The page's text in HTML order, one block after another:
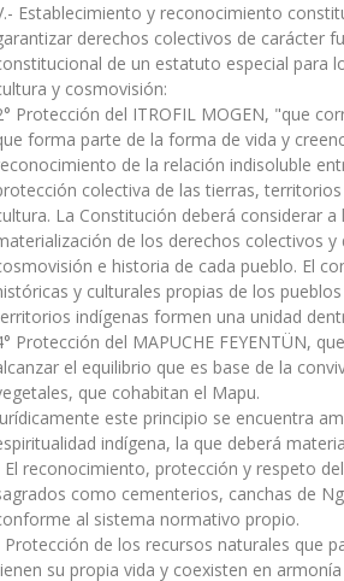
Establecimiento y reconocimiento
derechos colectivos de carácter
de un estatuto especial para
y cosmovisión:
Protección del ITROFIL MOGEN, "que
forma parte de la forma de vida y
de la relación indisoluble
colectiva de las tierras,
La Constitución deberá considerar
de los derechos colectivos
e historia de cada pueblo. El
y culturales propias de los
indígenas formen una unidad
Protección del MAPUCHE FEYENTÜN,
el equilibrio que es base de la
que cohabitan el Mapu.
este principio se encuentra
indígena, la que deberá
El reconocimiento, protección y respeto
como cementerios, canchas de
al sistema normativo propio.
Protección de los recursos naturales que
su propia vida y coexisten en